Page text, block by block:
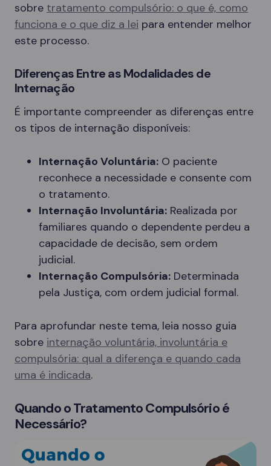
sobre tratamento compulsório: o que é, como
funciona e o que diz a lei para entender melhor
este processo.
Diferenças Entre as Modalidades de
Internação
É importante compreender as diferenças entre
os tipos de internação disponíveis:
Internação Voluntária: O paciente
reconhece a necessidade e consente com
o tratamento.
Internação Involuntária: Realizada por
familiares quando o dependente perdeu a
capacidade de decisão, sem ordem
judicial.
Internação Compulsória: Determinada
pela Justiça, com ordem judicial formal.
Para aprofundar neste tema, leia nosso guia
sobre internação voluntária, involuntária e
compulsória: qual a diferença e quando cada
uma é indicada.
Quando o Tratamento Compulsório é
Necessário?